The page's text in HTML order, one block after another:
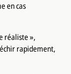
en cas
réaliste »,
rapidement,